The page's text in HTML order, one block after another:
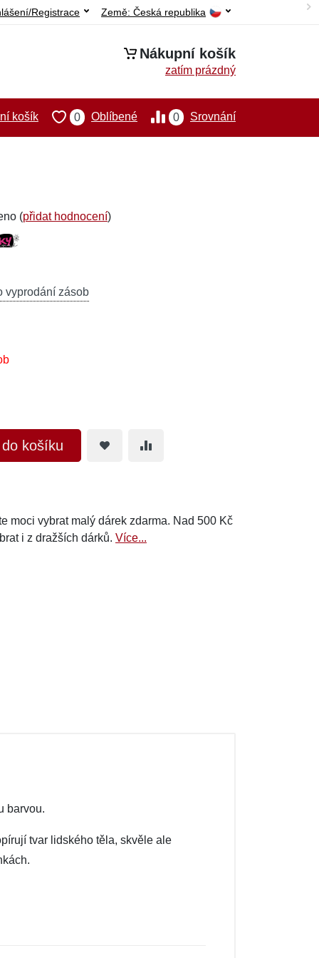
Země: Česká republika
Registrace
Nákupní košík
zatím prázdný
0 Srovnání
0 Oblíbené
košík
(přidat hodnocení)
vyprodání zásob
košíku
moci vybrat malý dárek zdarma. Nad 500 Kč
i z dražších dárků. Více...
barvou.
tvar lidského těla, skvěle ale